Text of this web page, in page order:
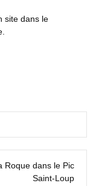
site dans le
Roque dans le Pic
Saint‑Loup